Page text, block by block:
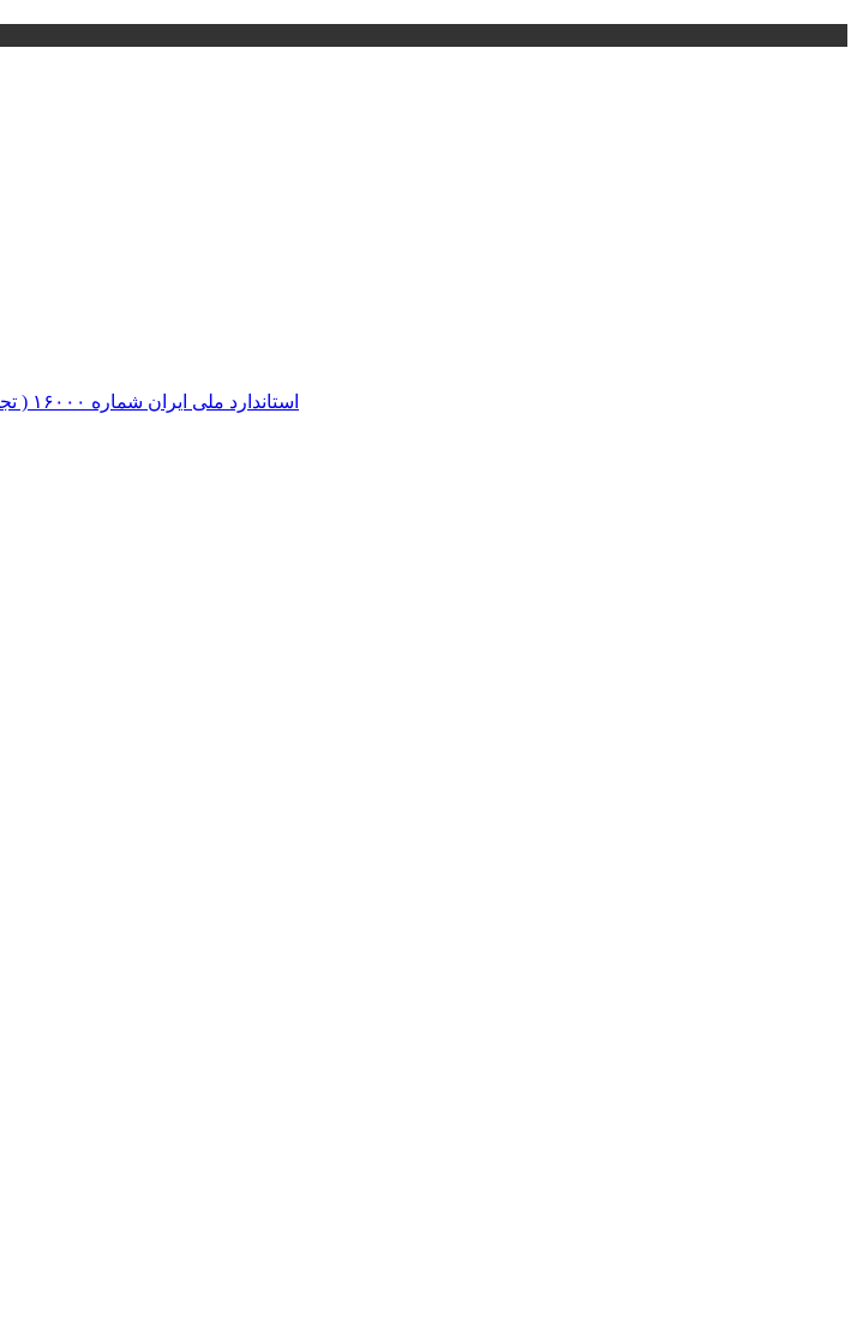
استاندارد ملی ایران شماره ۱۶۰۰۰ ( تجدید نظر اول سال ۱۳۹۵) موتورخانه ها معاینه فنی دوره ای، دستورالعمل بازرسی و آزمون